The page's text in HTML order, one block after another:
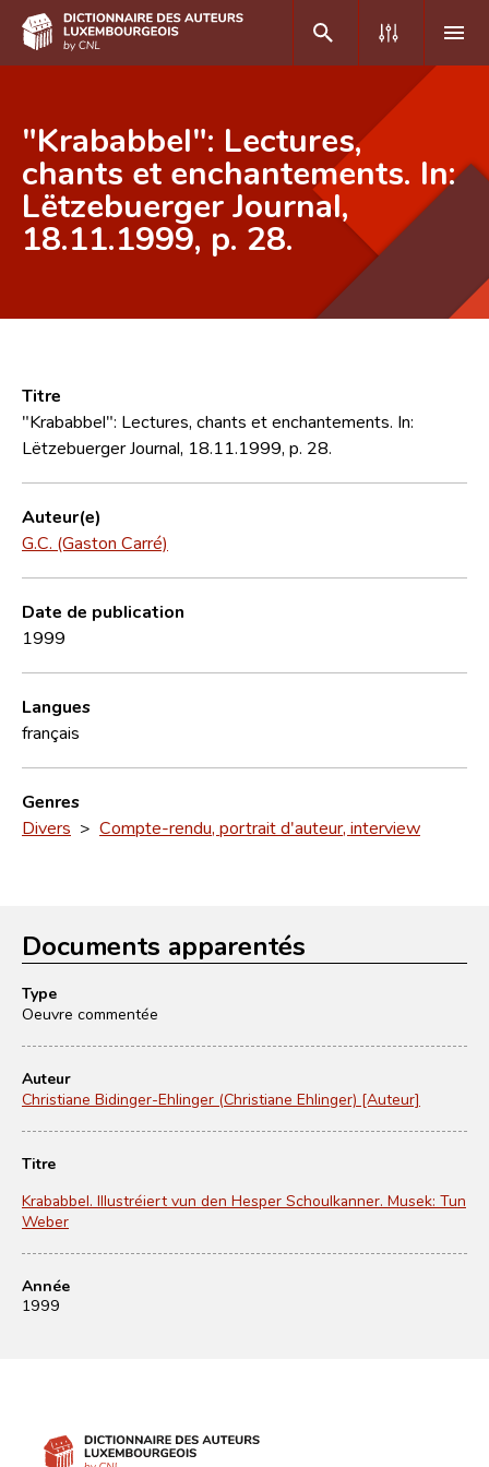
DE FR
Accueil
Auteur(e)s A-Z
Équipe scientifique
"Krababbel": Lectures,
chants et enchantements. In:
Lëtzebuerger Journal,
18.11.1999, p. 28.
Titre
"Krababbel": Lectures, chants et enchantements. In:
Lëtzebuerger Journal, 18.11.1999, p. 28.
Auteur(e)
G.C. (Gaston Carré)
Date de publication
1999
Langues
français
Genres
Divers > Compte-rendu, portrait d'auteur, interview
Documents apparentés
Type
Oeuvre commentée
Auteur
Christiane Bidinger-Ehlinger (Christiane Ehlinger) [Auteur]
Titre
Krababbel. Illustréiert vun den Hesper Schoulkanner. Musek: Tun
Weber
Année
1999